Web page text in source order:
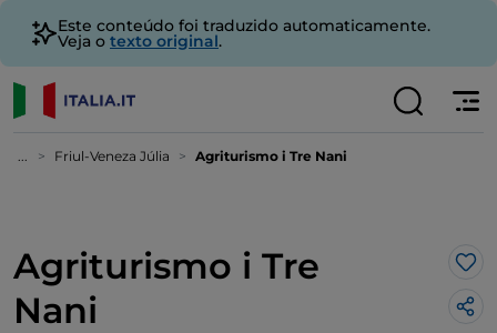
Este conteúdo foi traduzido automaticamente.
Veja o texto original.
... Friul-Veneza Júlia Agriturismo i Tre Nani
Agriturismo i Tre
Nani